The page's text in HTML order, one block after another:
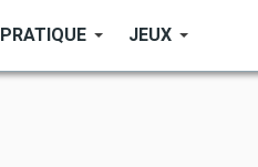
PRATIQUE JEUX